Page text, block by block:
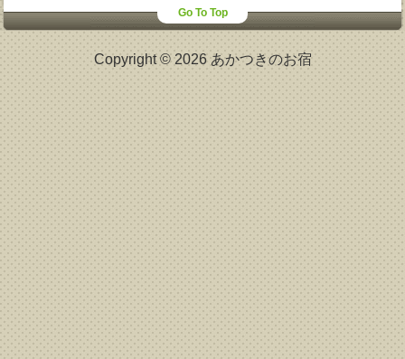
Go To Top
Copyright © 2026 あかつきのお宿